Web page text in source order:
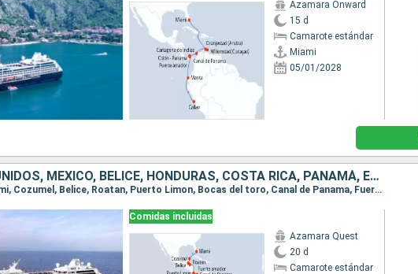
Azamara Onward
15 d
Camarote estándar
Miami
05/01/2028
ESTADOS UNIDOS, MÉXICO, BELICE, HONDURAS, COSTA RICA, PANAMÁ, ECUADOR, PERÚ, CHILE
Itinerario : Miami, Cozumel, Belice, Roatan, Puerto Limon, Bocas del toro, Canal de Panama, Fuerte amador, Manta, Callao, Pisco, Coquimbo, Valparaíso
Comidas incluidas
Azamara Quest
20 d
Camarote estándar